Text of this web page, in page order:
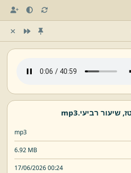
שיעור רביעי.mp3
mp3
6.92 MB
17/06/2026 00:24